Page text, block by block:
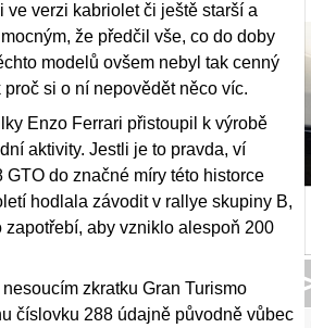
verzi kabriolet či ještě starší a
že předčil vše, co do doby
modelů ovšem nebyl tak cenný
proč si o ní nepovědět něco víc.
Enzo Ferrari přistoupil k výrobě
aktivity. Jestli je to pravda, ví
do značné míry této historce
hodlala závodit v rallye skupiny B,
zapotřebí, aby vzniklo alespoň 200
zkratku Gran Turismo
číslovku 288 údajně původně vůbec